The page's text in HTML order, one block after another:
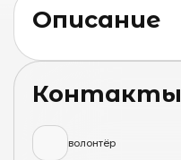
Описание
Контакты
волонтёр